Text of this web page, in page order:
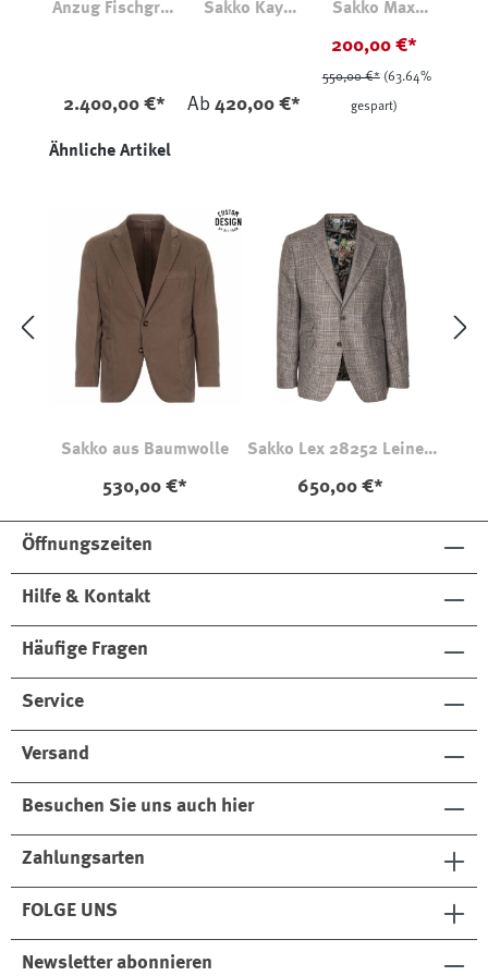
Anzug Fischgrat
2.400,00 €*
Sakko Kay
Ab 420,00 €*
Sakko Max
200,00 €*
550,00 €* (63.64%
gespart)
Produktgalerie überspringen
Ähnliche Artikel
Sakko aus Baumwolle
530,00 €*
Sakko Lex 28252 Leinen
650,00 €*
Öffnungszeiten
Hilfe & Kontakt
Häufige Fragen
Service
Versand
Besuchen Sie uns auch hier
Zahlungsarten
FOLGE UNS
Newsletter abonnieren